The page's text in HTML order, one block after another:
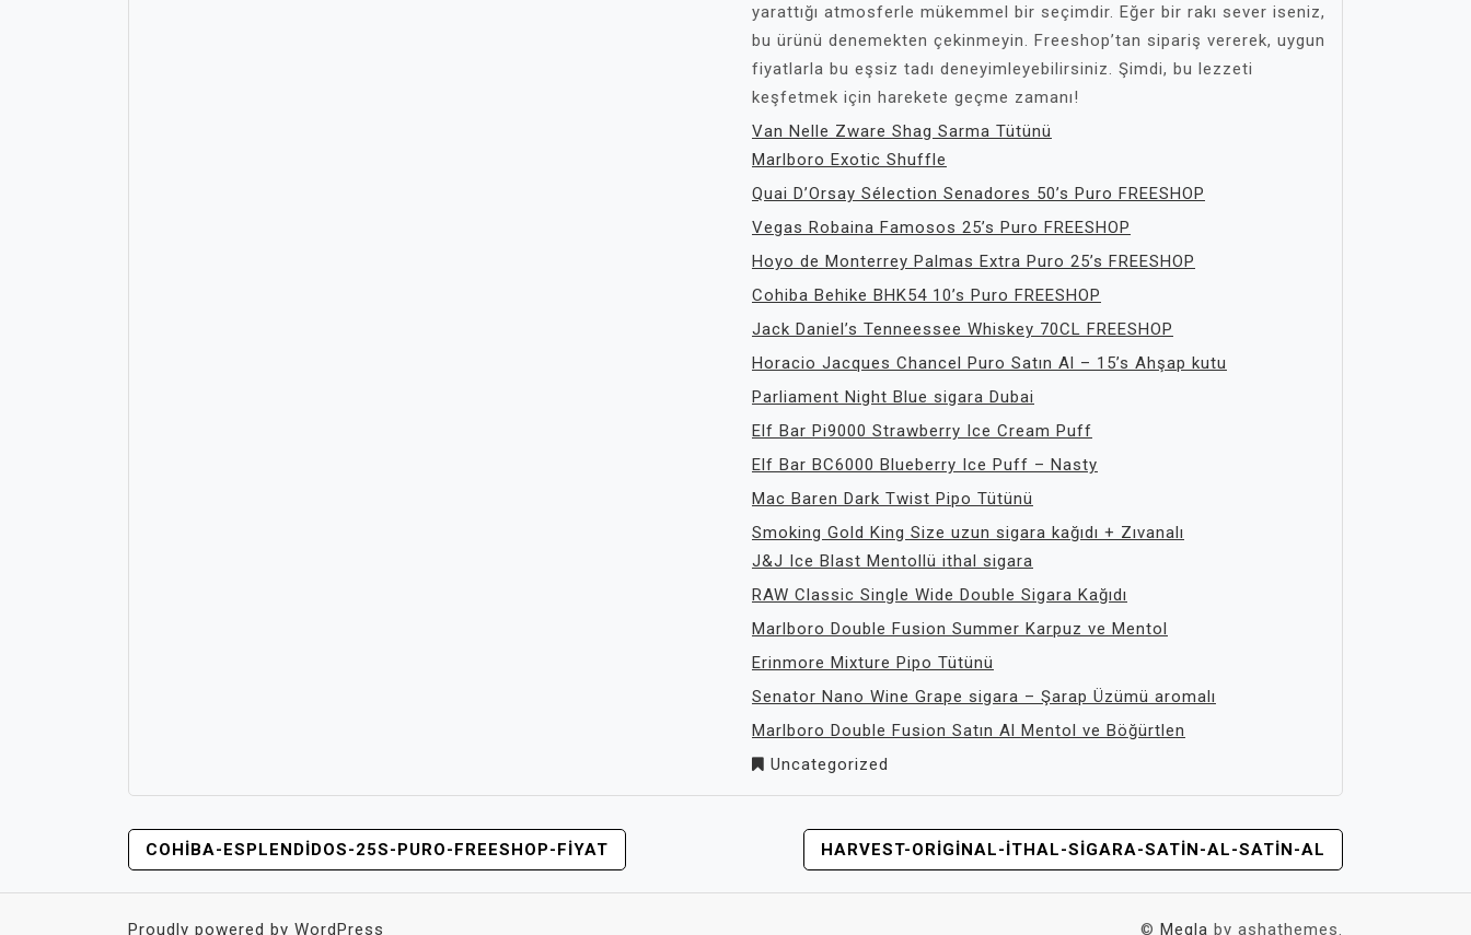
yarattığı atmosferle mükemmel bir seçimdir. Eğer bir rakı sever iseniz,
bu ürünü denemekten çekinmeyin. Freeshop’tan sipariş vererek, uygun
fiyatlarla bu eşsiz tadı deneyimleyebilirsiniz. Şimdi, bu lezzeti
keşfetmek için harekete geçme zamanı!
Van Nelle Zware Shag Sarma Tütünü
Marlboro Exotic Shuffle
Quai D’Orsay Sélection Senadores 50’s Puro FREESHOP
Vegas Robaina Famosos 25’s Puro FREESHOP
Hoyo de Monterrey Palmas Extra Puro 25’s FREESHOP
Cohiba Behike BHK54 10’s Puro FREESHOP
Jack Daniel’s Tenneessee Whiskey 70CL FREESHOP
Horacio Jacques Chancel Puro Satın Al – 15’s Ahşap kutu
Parliament Night Blue sigara Dubai
Elf Bar Pi9000 Strawberry Ice Cream Puff
Elf Bar BC6000 Blueberry Ice Puff – Nasty
Mac Baren Dark Twist Pipo Tütünü
Smoking Gold King Size uzun sigara kağıdı + Zıvanalı
J&J Ice Blast Mentollü ithal sigara
RAW Classic Single Wide Double Sigara Kağıdı
Marlboro Double Fusion Summer Karpuz ve Mentol
Erinmore Mixture Pipo Tütünü
Senator Nano Wine Grape sigara – Şarap Üzümü aromalı
Marlboro Double Fusion Satın Al Mentol ve Böğürtlen
Uncategorized
YAZI
GEZINMESI
COHIBA-ESPLENDIDOS-25S-PURO-FREESHOP-FIYAT HARVEST-ORIGINAL-ITHAL-SIGARA-SATIN-AL-SATIN-AL
Proudly powered by WordPress © Megla by ashathemes.